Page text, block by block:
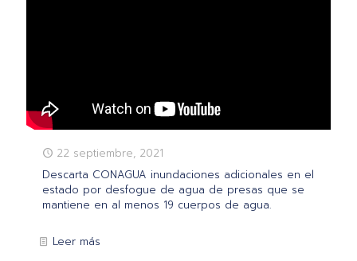
22 septiembre, 2021
Descarta CONAGUA inundaciones adicionales en el
estado por desfogue de agua de presas que se
mantiene en al menos 19 cuerpos de agua.
Leer más